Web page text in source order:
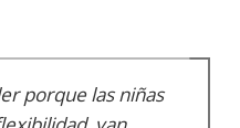
porque las niñas